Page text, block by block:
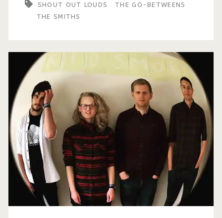
SHOUT OUT LOUDS
THE GO-BETWEENS
THE SMITHS